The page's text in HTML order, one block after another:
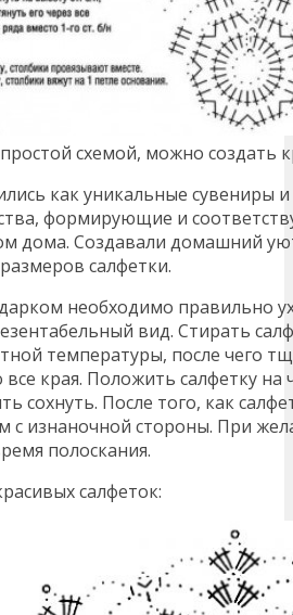
схемой, можно создать
как уникальные сувениры
формирующие и
дома. Создавали домашний
салфетки.
необходимо правильно
вид. Стирать
температуры, после чего
все края. Положить салфетку
сохнуть. После того, как
с изнаночной стороны. При
полоскания.
салфеток: